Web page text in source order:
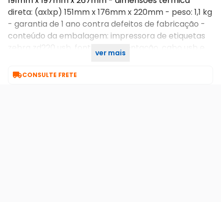
direta: (axlxp) 151mm x 176mm x 220mm - peso: 1,1 kg
- garantia de 1 ano contra defeitos de fabricação -
conteúdo da embalagem: impressora de etiquetas
zebra zd220 usb, fonte de alimentação, cabo usb e
ver mais
CONSULTE FRETE